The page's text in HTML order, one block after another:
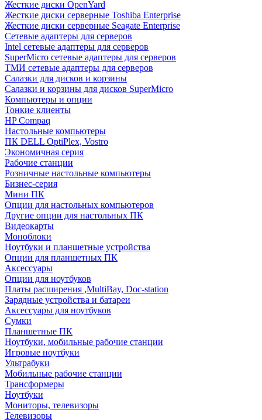
Жесткие диски OpenYard
Жесткие диски серверные Toshiba Enterprise
Жесткие диски серверные Seagate Enterprise
Сетевые адаптеры для серверов
Intel сетевые адаптеры для серверов
SuperMicro сетевые адаптеры для серверов
ТМИ сетевые адаптеры для серверов
Салазки для дисков и корзины
Салазки и корзины для дисков SuperMicro
Компьютеры и опции
Тонкие клиенты
HP Compaq
Настольные компьютеры
ПК DELL OptiPlex, Vostro
Экономичная серия
Рабочие станции
Розничные настольные компьютеры
Бизнес-серия
Мини ПК
Опции для настольных компьютеров
Другие опции для настольных ПК
Видеокарты
Моноблоки
Ноутбуки и планшетные устройства
Опции для планшетных ПК
Аксессуары
Опции для ноутбуков
Платы расширения ,MultiBay, Doc-station
Зарядные устройства и батареи
Аксессуары для ноутбуков
Сумки
Планшетные ПК
Ноутбуки, мобильные рабочие станции
Игровые ноутбуки
Ультрабуки
Мобильные рабочие станции
Трансформеры
Ноутбуки
Мониторы, телевизоры
Телевизоры